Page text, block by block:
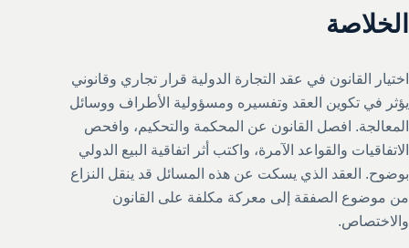
الخلاصة
اختيار القانون في عقد التجارة الدولية قرار تجاري وقانوني
يؤثر في تكوين العقد وتفسيره ومسؤولية الأطراف ووسائل
المعالجة. افصل القانون عن المحكمة والتحكيم، وافحص
الاتفاقيات والقواعد الآمرة، واكتب أثر اتفاقية البيع الدولي
بوضوح. العقد الذي يسكت عن هذه المسائل قد ينقل النزاع
من موضوع الصفقة إلى معركة مكلفة على القانون
والاختصاص.